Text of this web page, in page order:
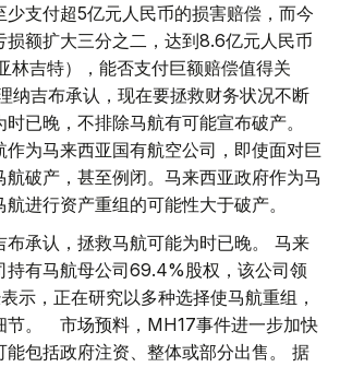
少支付超5亿元人民币的损害赔偿，而今
损额扩大三分之二，达到8.6亿元人民币
林吉特），能否支付巨额赔偿值得关
纳吉布承认，现在要拯救财务状况不断
已晚，不排除马航有可能宣布破产。
作为马来西亚国有航空公司，即使面对巨
航破产，甚至例闭。马来西亚政府作为马
进行资产重组的可能性大于破产。
布承认，拯救马航可能为时已晚。 马来
持有马航母公司69.4%股权，该公司领
示，正在研究以多种选择使马航重组，
节。 市场预料，MH17事件进一步加快
能包括政府注资、整体或部分出售。 据